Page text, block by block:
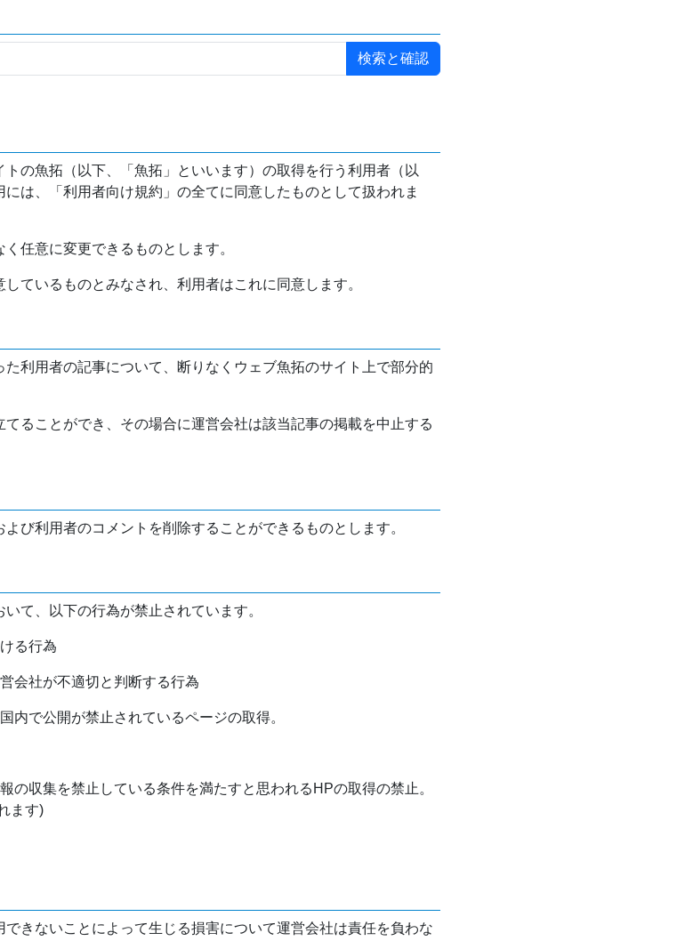
トの魚拓（以下、「魚拓」といいます）の取得を行う利用者（以
は、「利用者向け規約」の全てに同意したものとして扱われま
任意に変更できるものとします。
ているものとみなされ、利用者はこれに同意します。
利用者の記事について、断りなくウェブ魚拓のサイト上で部分的
ることができ、その場合に運営会社は該当記事の掲載を中止する
び利用者のコメントを削除することができるものとします。
て、以下の行為が禁止されています。
る行為
会社が不適切と判断する行為
内で公開が禁止されているページの取得。
の収集を禁止している条件を満たすと思われるHPの取得の禁止。
ます)
できないことによって生じる損害について運営会社は責任を負わな